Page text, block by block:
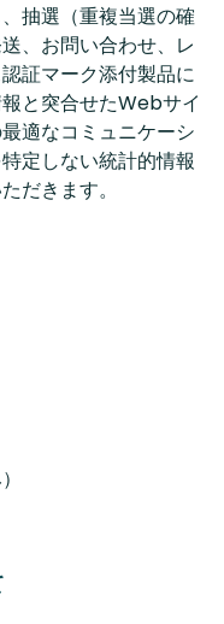
抽選（重複当選の確
、お問い合わせ、レ
証マーク添付製品に
と突合せたWebサイ
適なコミュニケーシ
定しない統計的情報
だきます。